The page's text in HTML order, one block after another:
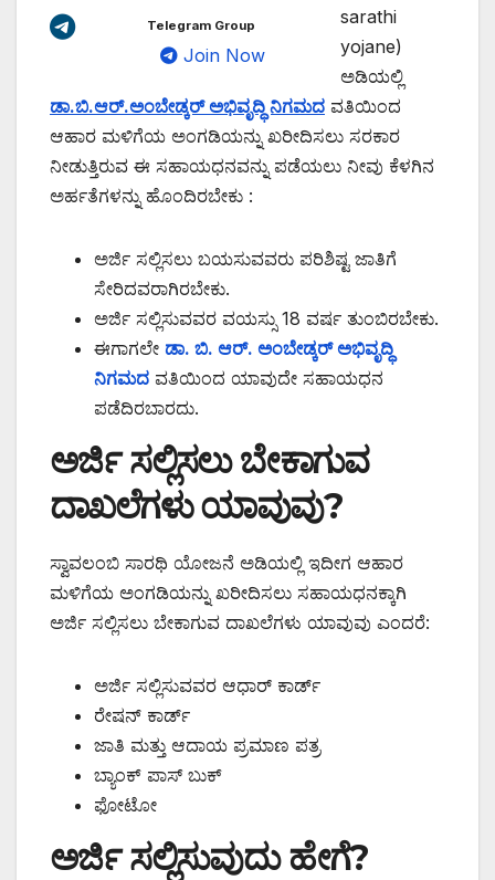
Telegram Group
Join Now
sarathi
yojane)
ಅಡಿಯಲ್ಲಿ
ಡಾ.ಬಿ.ಆರ್.ಅಂಬೇಡ್ಕರ್ ಅಭಿವೃದ್ಧಿ ನಿಗಮದ ವತಿಯಿಂದ
ಆಹಾರ ಮಳಿಗೆಯ ಅಂಗಡಿಯನ್ನು ಖರೀದಿಸಲು ಸರಕಾರ
ನೀಡುತ್ತಿರುವ ಈ ಸಹಾಯಧನವನ್ನು ಪಡೆಯಲು ನೀವು ಕೆಳಗಿನ
ಅರ್ಹತೆಗಳನ್ನು ಹೊಂದಿರಬೇಕು :
ಅರ್ಜಿ ಸಲ್ಲಿಸಲು ಬಯಸುವವರು ಪರಿಶಿಷ್ಟ ಜಾತಿಗೆ
ಸೇರಿದವರಾಗಿರಬೇಕು.
ಅರ್ಜಿ ಸಲ್ಲಿಸುವವರ ವಯಸ್ಸು 18 ವರ್ಷ ತುಂಬಿರಬೇಕು.
ಈಗಾಗಲೇ ಡಾ. ಬಿ. ಆರ್. ಅಂಬೇಡ್ಕರ್ ಅಭಿವೃದ್ಧಿ
ನಿಗಮದ ವತಿಯಿಂದ ಯಾವುದೇ ಸಹಾಯಧನ
ಪಡೆದಿರಬಾರದು.
ಅರ್ಜಿ ಸಲ್ಲಿಸಲು ಬೇಕಾಗುವ
ದಾಖಲೆಗಳು ಯಾವುವು?
ಸ್ವಾವಲಂಬಿ ಸಾರಥಿ ಯೋಜನೆ ಅಡಿಯಲ್ಲಿ ಇದೀಗ ಆಹಾರ
ಮಳಿಗೆಯ ಅಂಗಡಿಯನ್ನು ಖರೀದಿಸಲು ಸಹಾಯಧನಕ್ಕಾಗಿ
ಅರ್ಜಿ ಸಲ್ಲಿಸಲು ಬೇಕಾಗುವ ದಾಖಲೆಗಳು ಯಾವುವು ಎಂದರೆ:
ಅರ್ಜಿ ಸಲ್ಲಿಸುವವರ ಆಧಾರ್ ಕಾರ್ಡ್
ರೇಷನ್ ಕಾರ್ಡ್
ಜಾತಿ ಮತ್ತು ಆದಾಯ ಪ್ರಮಾಣ ಪತ್ರ
ಬ್ಯಾಂಕ್ ಪಾಸ್ ಬುಕ್
ಫೋಟೋ
ಅರ್ಜಿ ಸಲ್ಲಿಸುವುದು ಹೇಗೆ?